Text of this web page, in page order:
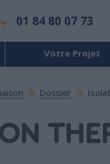
01 84 80 07 73
Votre Projet
Dossier